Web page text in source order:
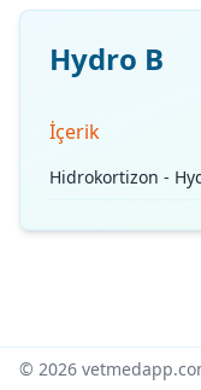
Hydro B
İçerik
Hidrokortizon -
© 2026